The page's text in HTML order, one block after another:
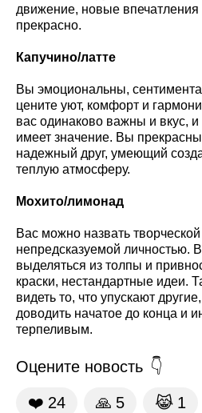
движение, новые впечатления
прекрасно.
Капучино/латте
Вы эмоциональны,
цените уют, комфорт и
вас одинаково важны и вкус,
имеет значение. Вы
надежный друг, умеющий
теплую атмосферу.
Мохито/лимонад
Вас можно назвать
непредсказуемой личностью.
выделяться из толпы и
краски, нестандартные идеи.
видеть то, что упускают
доводить начатое до конца и
терпеливым.
Оцените новость
❤️ 24 🙏 5 😹 1